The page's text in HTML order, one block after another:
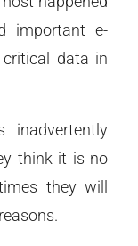
important e-
data in
inadvertently
think it is no
they will